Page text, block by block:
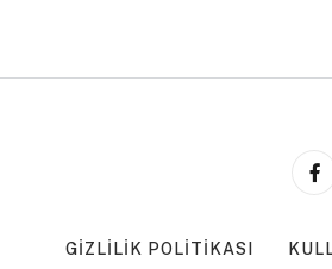
GIZLILIK POLITIKASI